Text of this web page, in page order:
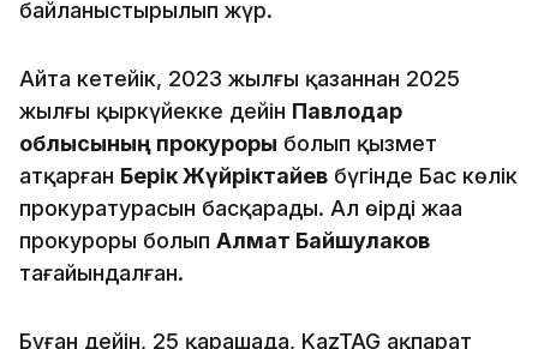
байланыстырылып жүр.
Айта кетейік, 2023 жылғы қазаннан 2025
жылғы қыркүйекке дейін Павлодар
облысының прокуроры болып қызмет
атқарған Берік Жүйріктайев бүгінде Бас көлік
прокуратурасын басқарады. Ал өңірдің жаңа
прокуроры болып Алмат Байшулаков
тағайындалған.
Бұған дейін, 25 қарашада, KazTAG ақпарат